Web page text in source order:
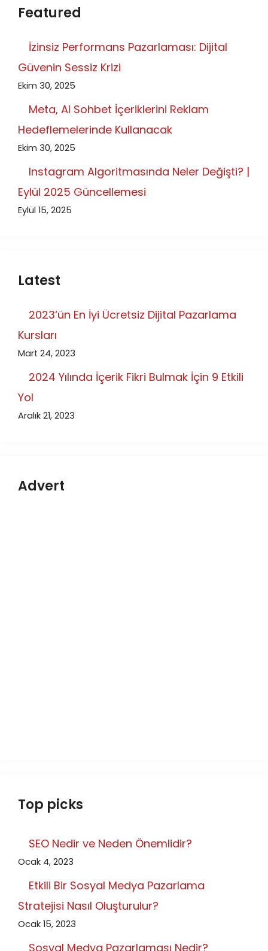
Featured
İzinsiz Performans Pazarlaması: Dijital
Güvenin Sessiz Krizi
Ekim 30, 2025
Meta, AI Sohbet İçeriklerini Reklam
Hedeflemelerinde Kullanacak
Ekim 30, 2025
Instagram Algoritmasında Neler Değişti? |
Eylül 2025 Güncellemesi
Eylül 15, 2025
Latest
2023‘ün En İyi Ücretsiz Dijital Pazarlama
Kursları
Mart 24, 2023
2024 Yılında İçerik Fikri Bulmak İçin 9 Etkili
Yol
Aralık 21, 2023
Advert
Top picks
SEO Nedir ve Neden Önemlidir?
Ocak 4, 2023
Etkili Bir Sosyal Medya Pazarlama
Stratejisi Nasıl Oluşturulur?
Ocak 15, 2023
Sosyal Medya Pazarlaması Nedir?